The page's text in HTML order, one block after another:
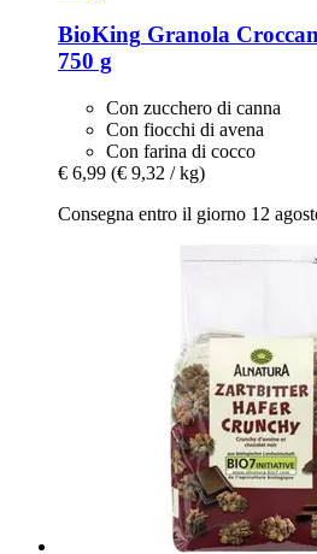
BioKing Granola
750 g
Con zucchero di canna
Con fiocchi di avena
Con farina di cocco
€ 6,99 (€ 9,32 / kg)
Consegna entro il giorno 12